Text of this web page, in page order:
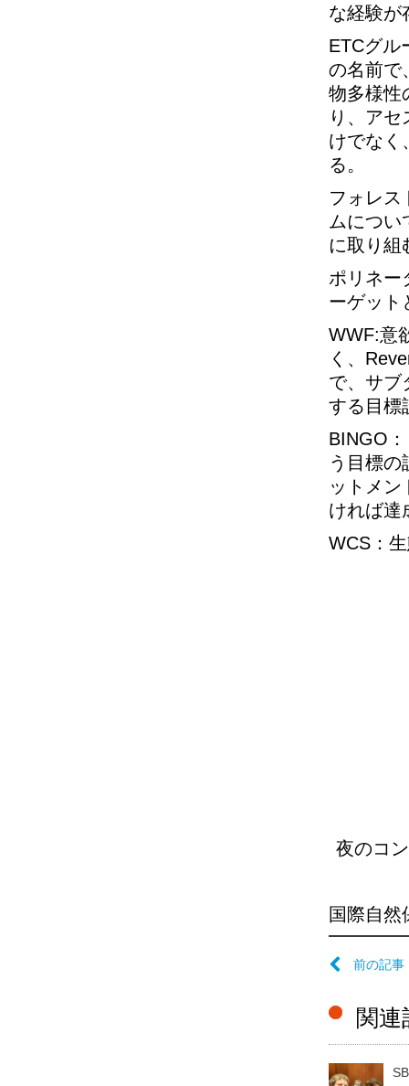
な経験が
ETCグル
の名前で
物多様性
り、ア
けでなく
る。
フォレス
ムにつ
に取り組
ポリネー
ーゲット
WWF:意
く、
で、サブ
する目標
BINGO
う目標
ットメン
ければ達
WCS：
夜のコ
国際自
前の記事
関連